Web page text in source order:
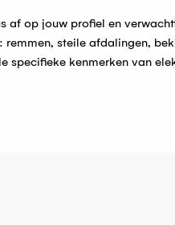
af op jouw profiel en
remmen, steile afdalingen,
specifieke kenmerken van